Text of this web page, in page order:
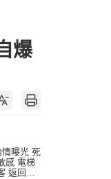
爆
曝光 死
感 電梯
返回住